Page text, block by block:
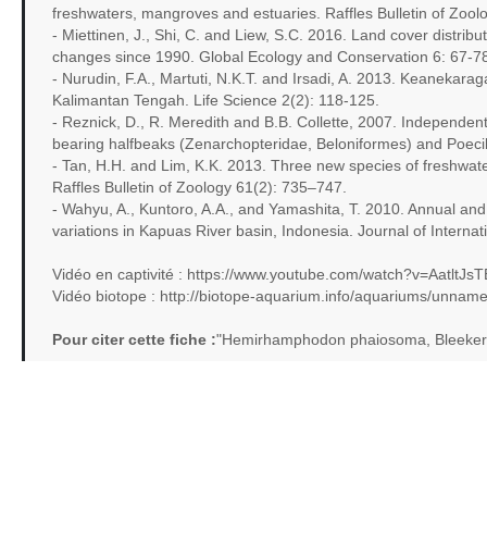
freshwaters, mangroves and estuaries. Raffles Bulletin of
- Miettinen, J., Shi, C. and Liew, S.C. 2016. Land cover
changes since 1990. Global Ecology and Conservation 6: 67-
- Nurudin, F.A., Martuti, N.K.T. and Irsadi, A. 2013.
Kalimantan Tengah. Life Science 2(2): 118-125.
- Reznick, D., R. Meredith and B.B. Collette, 2007.
bearing halfbeaks (Zenarchopteridae, Beloniformes) and
- Tan, H.H. and Lim, K.K. 2013. Three new species of
Raffles Bulletin of Zoology 61(2): 735–747.
- Wahyu, A., Kuntoro, A.A., and Yamashita, T. 2010. Annual
variations in Kapuas River basin, Indonesia. Journal of
Vidéo en captivité : https://www.youtube.com/
Vidéo biotope : http://biotope-aquarium.info/aquariums/
Pour citer cette fiche :"Hemirhamphodon phaiosoma,